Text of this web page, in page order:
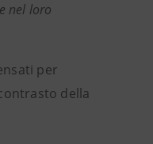
nel loro
per
della